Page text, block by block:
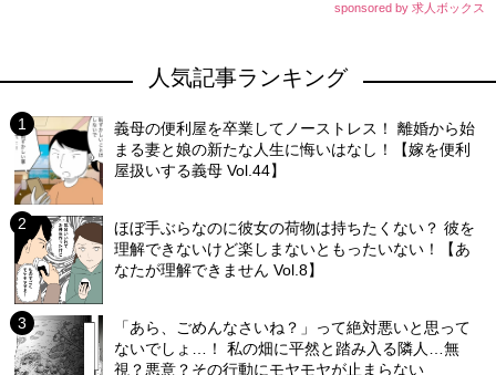
sponsored by 求人ボックス
人気記事ランキング
義母の便利屋を卒業してノーストレス！ 離婚から始
まる妻と娘の新たな人生に悔いはなし！【嫁を便利
屋扱いする義母 Vol.44】
ほぼ手ぶらなのに彼女の荷物は持ちたくない？ 彼を
理解できないけど楽しまないともったいない！【あ
なたが理解できません Vol.8】
「あら、ごめんなさいね？」って絶対悪いと思って
ないでしょ…！ 私の畑に平然と踏み入る隣人…無
視？悪意？その行動にモヤモヤが止まらない